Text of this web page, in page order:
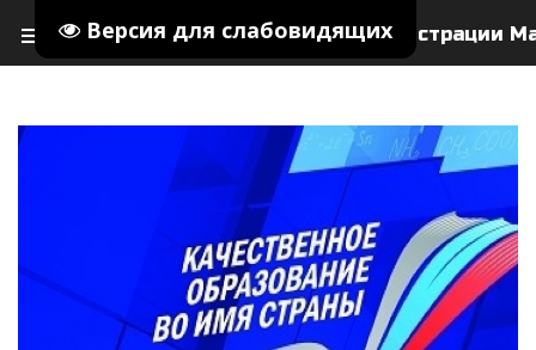
Версия для слабовидящих
menu Управление образования Администрации